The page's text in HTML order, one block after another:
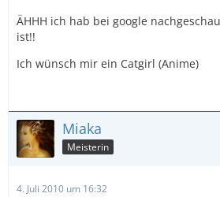
ÄHHH ich hab bei google
ist!!
Ich wünsch mir ein Catgirl (Anime)
Miaka
Meisterin
4. Juli 2010 um 16:32